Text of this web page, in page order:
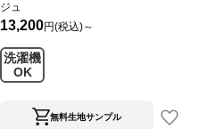
ジュ
13,200円(税込)～
洗濯機
OK
無料生地サンプル